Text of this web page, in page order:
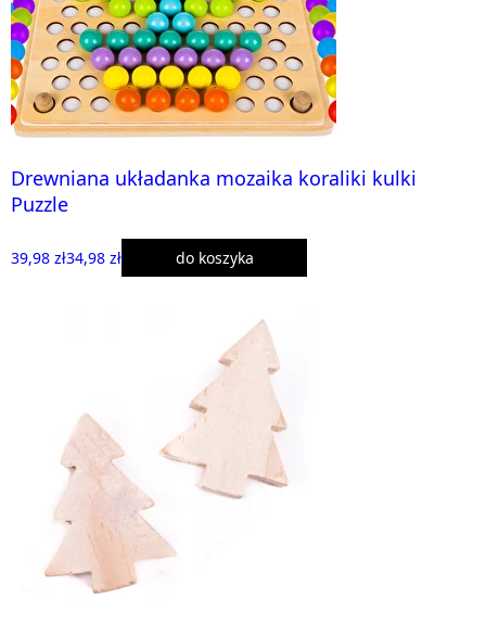
Drewniana układanka mozaika koraliki kulki
Puzzle
39,98 zł34,98 zł do koszyka